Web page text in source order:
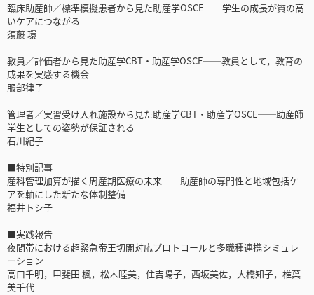
臨床助産師／標準模擬患者から見た助産学OSCE──学生の成長が質の高
いケアにつながる
須藤 環
教員／評価者から見た助産学CBT・助産学OSCE──教員として，教育の
成果を実感する機会
服部律子
管理者／実習受け入れ施設から見た助産学CBT・助産学OSCE──助産師
学生としての姿勢が保証される
石川紀子
■特別記事
産科管理加算が描く周産期医療の未来──助産師の専門性と地域包括ケ
アを軸にした新たな体制整備
福井トシ子
■実践報告
夜間帯における超緊急帝王切開対応プロトコールと多職種連携シミュレ
ーション
高口千明，甲斐田 楓，松木睦美，住吉陽子，西坂美佐，大橋知子，椎葉
美千代